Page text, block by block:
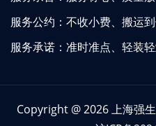
服务公约：不收小费、搬运
服务承诺：准时准点、轻装
Copyright @ 2026上海强